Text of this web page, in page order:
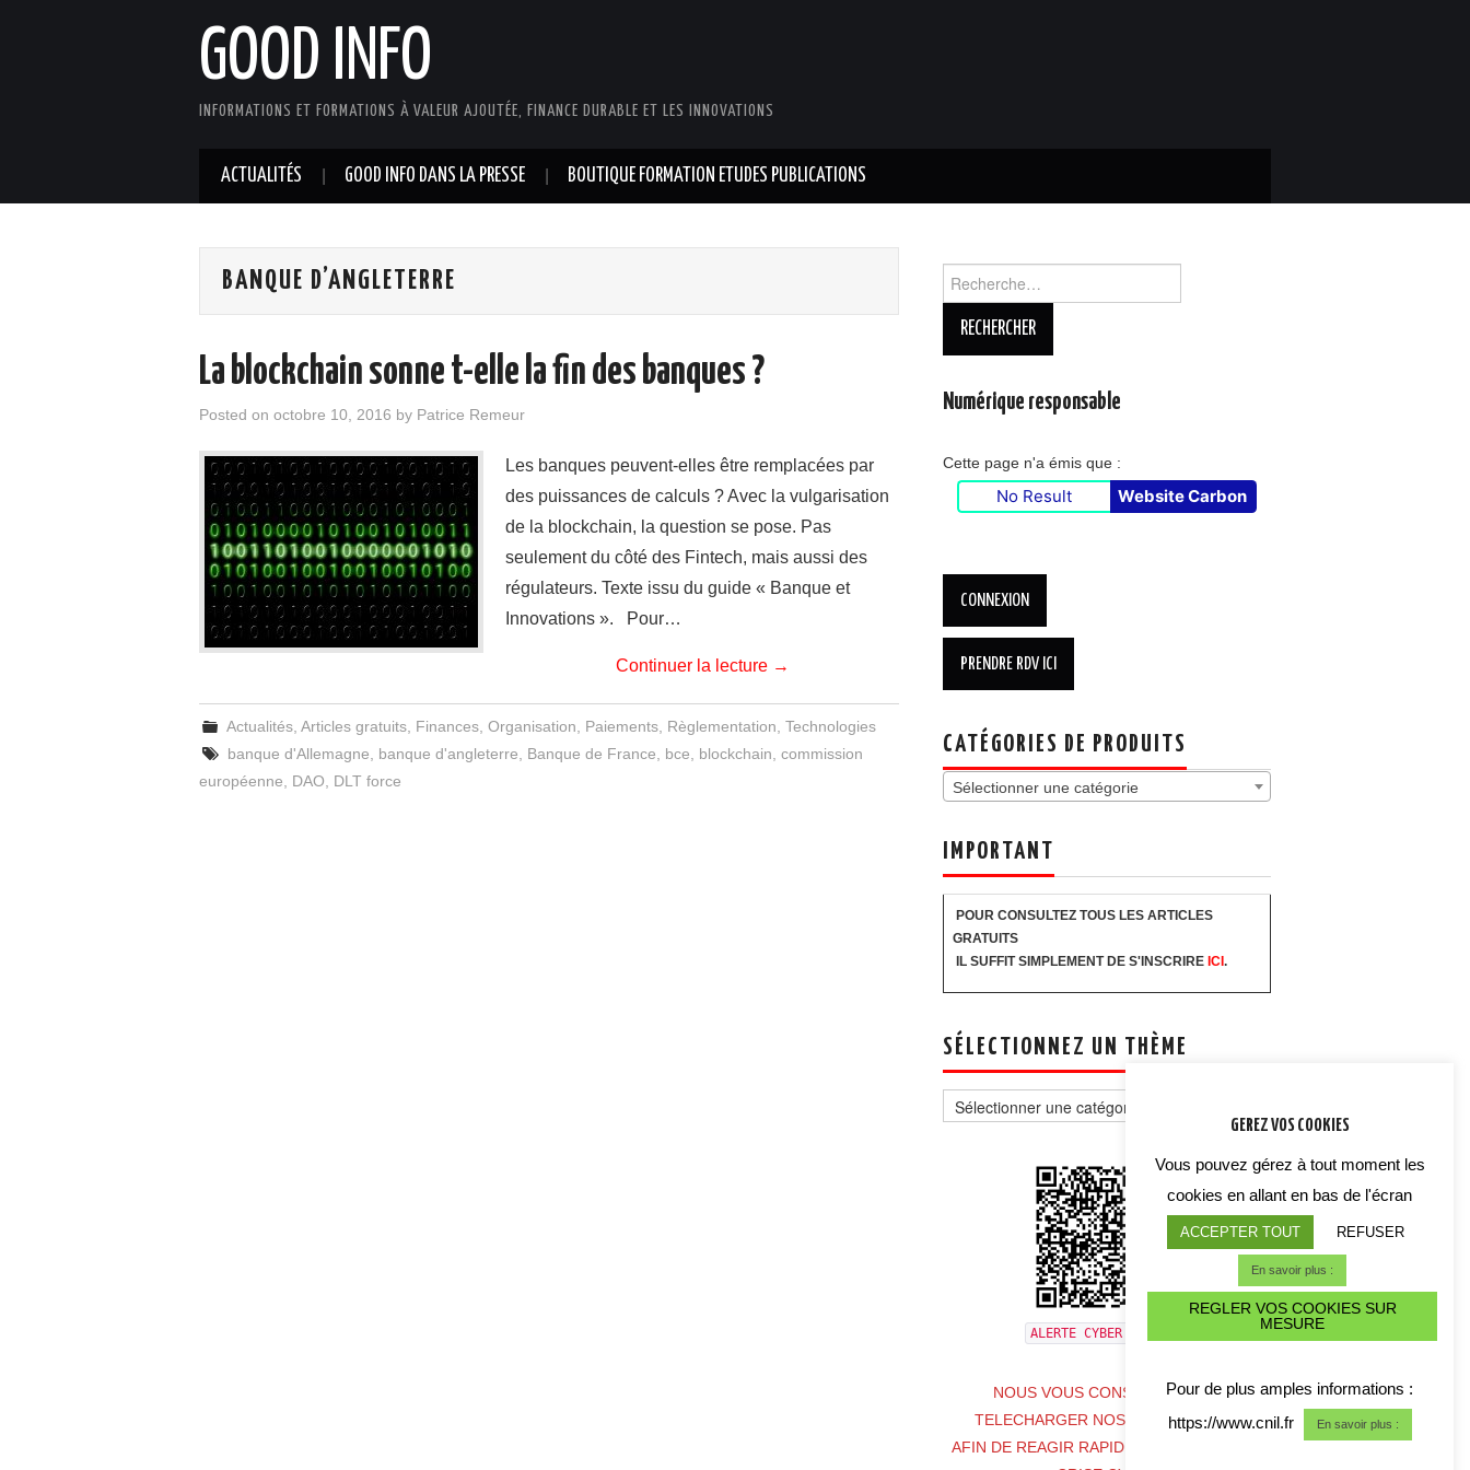
GOOD INFO
INFORMATIONS ET FORMATIONS À VALEUR AJOUTÉE, FINANCE DURABLE ET LES INNOVATIONS
ACTUALITÉS GOOD INFO DANS LA PRESSE BOUTIQUE FORMATION ETUDES PUBLICATIONS
BANQUE D’ANGLETERRE
La blockchain sonne t-elle la fin des banques ?
Posted on octobre 10, 2016 by Patrice Remeur
Les banques peuvent-elles être remplacées par
des puissances de calculs ? Avec la vulgarisation
de la blockchain, la question se pose. Pas
seulement du côté des Fintech, mais aussi des
régulateurs. Texte issu du guide « Banque et
Innovations ». Pour…
Continuer la lecture →
Actualités ,Articles gratuits Finances ,Organisation Paiements Règlementation ,Technologies
banque d'Allemagne
banque d'angleterre Banque de France bce blockchain ,commission
européenne
DAO DLT force
Numérique responsable
Cette page n'a émis que :
No Result Website Carbon
CATÉGORIES DE PRODUITS
Sélectionner une catégorie
IMPORTANT
POUR CONSULTEZ TOUS LES ARTICLES
GRATUITS
IL SUFFIT SIMPLEMENT DE S'INSCRIRE ICI .
SÉLECTIONNEZ UN THÈME
un
thème
ALERTE CYBER CRISE
NOUS VOUS CONSEILLONS DE
TELECHARGER NOS COORDONNES
AFIN DE REAGIR RAPIDEMENT EN CAS DE
GEREZ VOS COOKIES
Vous pouvez gérez à tout moment les
cookies en allant en bas de l'écran
ACCEPTER TOUT REFUSER
En savoir plus :
REGLER VOS COOKIES SUR
MESURE
Pour de plus amples informations :
https://www.cnil.fr
En savoir plus :